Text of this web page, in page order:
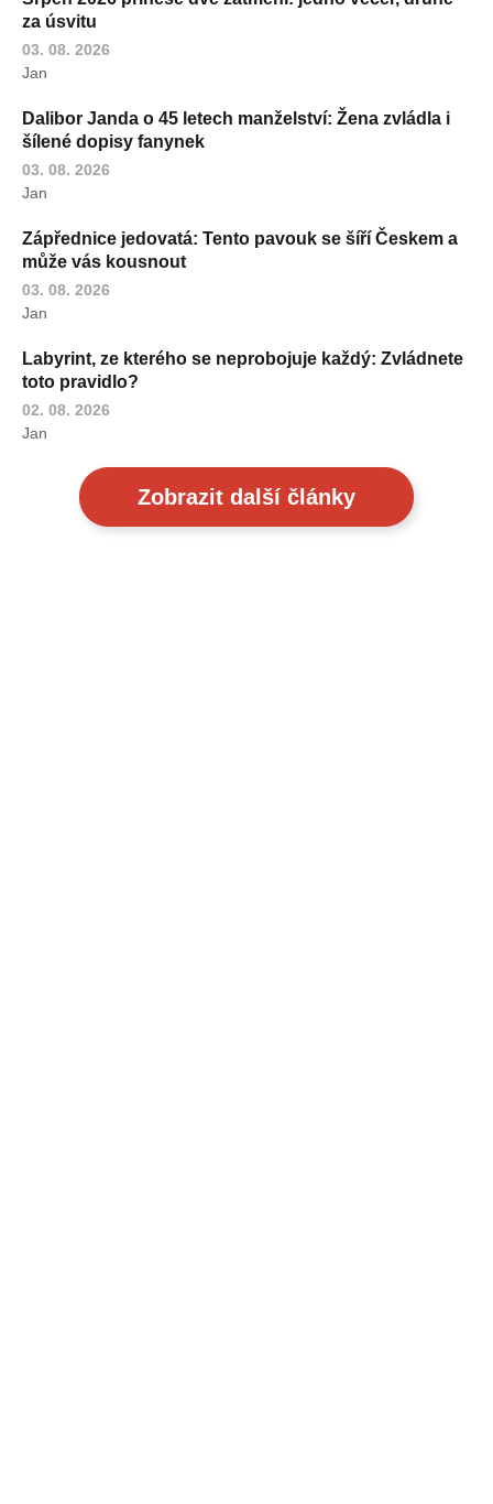
za úsvitu
03. 08. 2026
Jan
Dalibor Janda o 45 letech manželství: Žena zvládla i
šílené dopisy fanynek
03. 08. 2026
Jan
Zápřednice jedovatá: Tento pavouk se šíří Českem a
může vás kousnout
03. 08. 2026
Jan
Labyrint, ze kterého se neprobojuje každý: Zvládnete
toto pravidlo?
02. 08. 2026
Jan
Zobrazit další články